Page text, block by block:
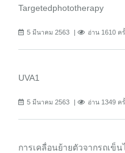
Targetedphototherapy
5 มีนาคม 2563 อ่าน 1610 ค
UVA1
5 มีนาคม 2563 อ่าน 1349 ค
การเคลื่อนย้ายตัวจากรถเข็